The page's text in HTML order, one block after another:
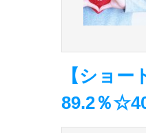
【ショ
89.2％